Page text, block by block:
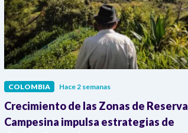
COLOMBIA Hace 2 semanas
Crecimiento de las Zonas de Reserva
Campesina impulsa estrategias de